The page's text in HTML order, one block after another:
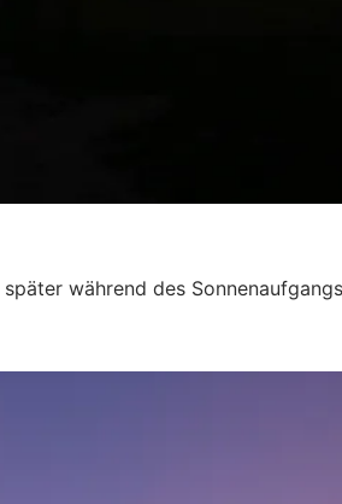
während des